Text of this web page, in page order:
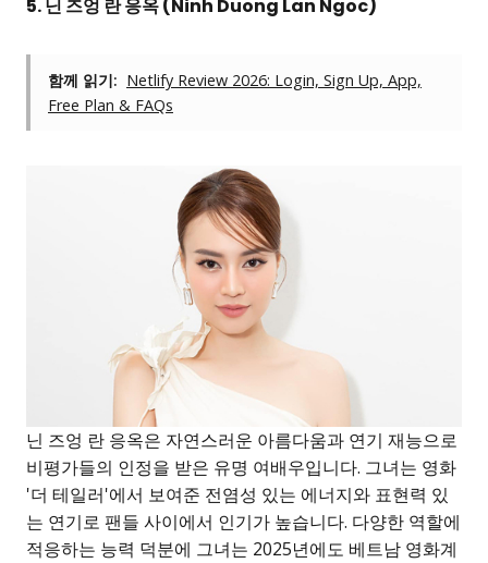
5. 닌 즈엉 란 응옥 (Ninh Duong Lan Ngoc)
함께 읽기: Netlify Review 2026: Login, Sign Up, App,
Free Plan & FAQs
닌 즈엉 란 응옥은 자연스러운 아름다움과 연기 재능으로
비평가들의 인정을 받은 유명 여배우입니다. 그녀는 영화
'더 테일러'에서 보여준 전염성 있는 에너지와 표현력 있
는 연기로 팬들 사이에서 인기가 높습니다. 다양한 역할에
적응하는 능력 덕분에 그녀는 2025년에도 베트남 영화계